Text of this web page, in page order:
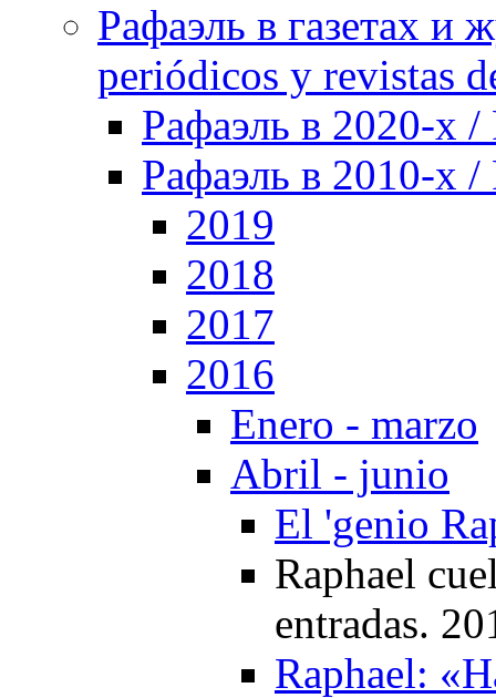
Рафаэль в газетах и
periódicos y revistas
Рафаэль в 2020-х /
Рафаэль в 2010-х /
2019
2018
2017
2016
Enero - marzo
Abril - junio
El 'genio
Raphael
entradas.
Raphael: